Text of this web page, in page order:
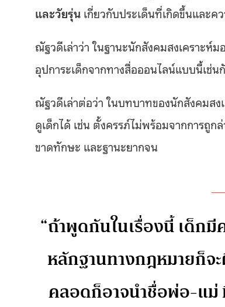
และวัยรุ่น เกี่ยวกับประเด็นที่เกิดขึ้นและค
ณัฐวดีเล่าว่า ในฐานะนักสังคมสงเคราะห์ม
อุปการะเด็กจากทางสื่อออนไลน์แบบนี้เช่
ณัฐวดีเล่าต่อว่า ในบทบาทของนักสังคมสง
ดูเด็กได้ เช่น ตั้งครรภ์ไม่พร้อมจากการถู
ขาดทักษะ และฐานะยากจน
“ถ้าพูดกันในเรื่องนี้ เด็ก
หลักฐานทางกฎหมายก็
คลอดก็อาจนำชื่อพ่อ-แม่